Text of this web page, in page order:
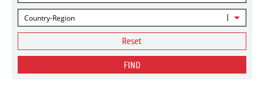
Country-Region
Reset
FIND